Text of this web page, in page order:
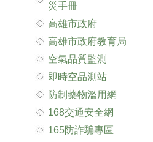
災手冊
高雄市政府
高雄市政府教育局
空氣品質監測
即時空品測站
防制藥物濫用網
168交通安全網
165防詐騙專區